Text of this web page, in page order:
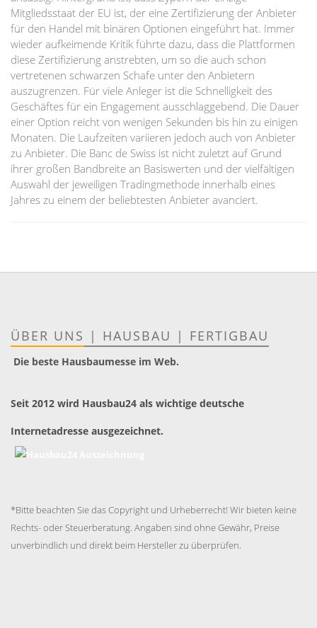
Mitgliedsstaat der EU ist, der eine Zertifizierung der Anbieter
für den Handel mit binären Optionen eingeführt hat. Immer
wieder aufkeimende Kritik führte dazu, dass die Plattformen
diese Zertifizierung anstrebten, um so die auch schon
vertretenen schwarzen Schafe unter den Anbietern
auszugrenzen. Für viele Anleger ist die Schnelligkeit des
Geschäftes für ein Engagement ausschlaggebend. Die Dauer
einer Option reicht von wenigen Sekunden bis hin zu einigen
Monaten. Die Laufzeiten variieren jedoch auch von Anbieter
zu Anbieter. Die Banc de Swiss ist nicht zuletzt auf Grund
ihrer großen Bandbreite an Basiswerten und der vielfältigen
Auswahl der jeweiligen Tradingmethode innerhalb eines
Jahres zu einem der beliebtesten Anbieter avanciert.
ÜBER UNS | HAUSBAU | FERTIGBAU
Die beste Hausbaumesse im Web.
Seit 2012 wird Hausbau24 als wichtige deutsche
Internetadresse ausgezeichnet.
*Bitte beachten Sie das Copyright und Urheberrecht! Wir bieten keine
Rechts- oder Steuerberatung. Angaben sind ohne Gewähr, Preise
unverbindlich und direkt beim Hersteller zu überprüfen.